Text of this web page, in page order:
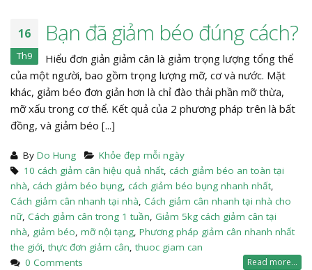
16
Th9
Bạn đã giảm béo đúng cách?
Hiểu đơn giản giảm cân là giảm trọng lượng tổng thể
của một người, bao gồm trọng lượng mỡ, cơ và nước. Mặt
khác, giảm béo đơn giản hơn là chỉ đào thải phần mỡ thừa,
mỡ xấu trong cơ thể. Kết quả của 2 phương pháp trên là bất
đồng, và giảm béo [...]
By Do Hung
Khỏe đẹp mỗi ngày
10 cách giảm cân hiệu quả nhất, cách giảm béo an toàn tại
nhà, cách giảm béo bụng, cách giảm béo bụng nhanh nhất,
Cách giảm cân nhanh tại nhà, Cách giảm cân nhanh tại nhà cho
nữ, Cách giảm cân trong 1 tuần, Giảm 5kg cách giảm cân tại
nhà, giảm béo, mỡ nội tạng, Phương pháp giảm cân nhanh nhất
the giới, thực đơn giảm cân, thuoc giam can
0 Comments
Read more...